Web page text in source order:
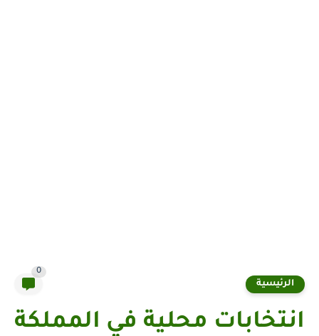
الرئيسية
0
انتخابات محلية في المملكة